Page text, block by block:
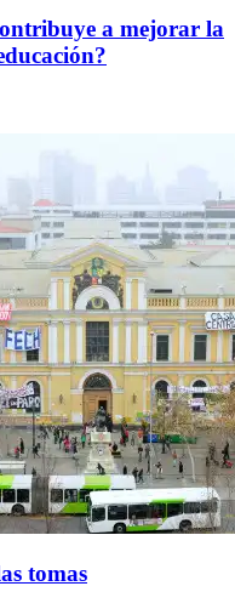
a mejorar la
tomas